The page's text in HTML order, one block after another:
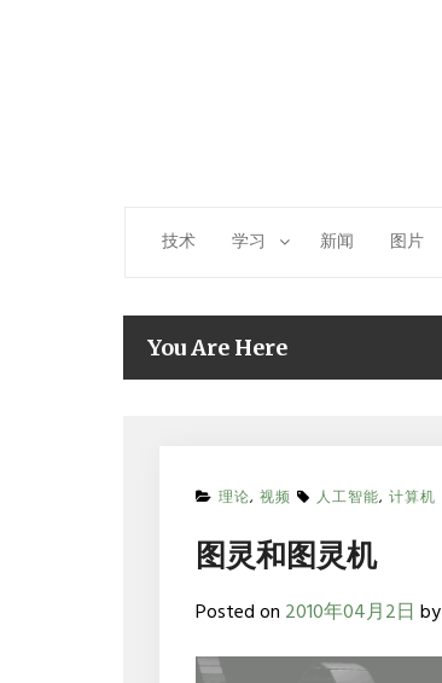
技术 学习 新闻 图片
You Are Here
理论, 视频 人工智能, 计算机
图灵和图灵机
Posted on 2010年04月2日 by